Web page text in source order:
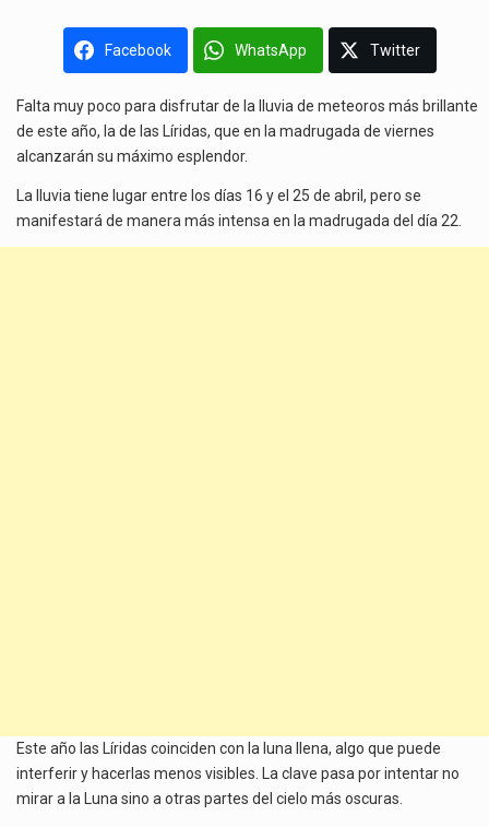
Facebook WhatsApp Twitter
Falta muy poco para disfrutar de la lluvia de meteoros más brillante
de este año, la de las Líridas, que en la madrugada de viernes
alcanzarán su máximo esplendor.
La lluvia tiene lugar entre los días 16 y el 25 de abril, pero se
manifestará de manera más intensa en la madrugada del día 22.
Este año las Líridas coinciden con la luna llena, algo que puede
interferir y hacerlas menos visibles. La clave pasa por intentar no
mirar a la Luna sino a otras partes del cielo más oscuras.